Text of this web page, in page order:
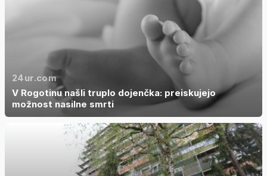
24ur.com
V Rogotinu našli truplo dojenčka: preiskujejo
možnost nasilne smrti